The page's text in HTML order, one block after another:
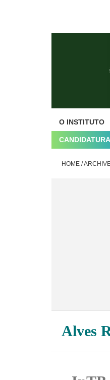
O INSTITUTO
HOME /
Alves